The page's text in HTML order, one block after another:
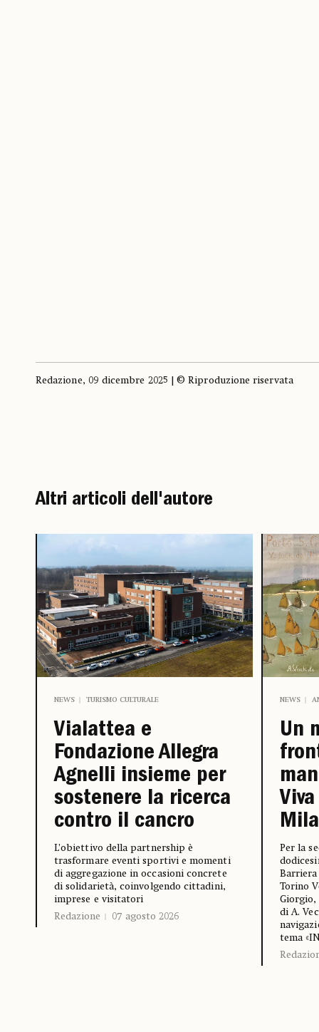
Redazione, 09 dicembre 2025 | © Riproduzione riservata
Altri articoli dell'autore
NEWS TURISMO CULTURALE
Vialattea e
Fondazione Allegra
Agnelli insieme per
sostenere la ricerca
contro il cancro
L’obiettivo della partnership è
trasformare eventi sportivi e momenti
di aggregazione in occasioni concrete
di solidarietà, coinvolgendo cittadini,
imprese e visitatori
Redazione
07 agosto 2026
NEWS
Un
Per la
Torino
Giorgio,
di A.
tema